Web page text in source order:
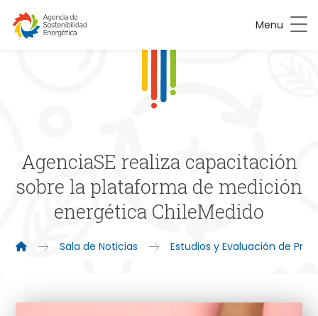
Menu
AgenciaSE realiza capacitación
sobre la plataforma de medición
energética ChileMedido
Sala de Noticias Estudios y Evaluación de